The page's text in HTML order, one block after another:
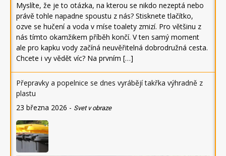
Myslíte, že je to otázka, na kterou se nikdo nezeptá nebo
právě tohle napadne spoustu z nás? Stisknete tlačítko,
ozve se hučení a voda v míse toalety zmizí. Pro většinu z
nás tímto okamžikem příběh končí. V ten samý moment
ale pro kapku vody začíná neuvěřitelná dobrodružná cesta.
Chcete i vy vědět víc? Na prvním […]
Přepravky a popelnice se dnes vyrábějí takřka výhradně z
plastu
23 března 2026 - Svet v obraze